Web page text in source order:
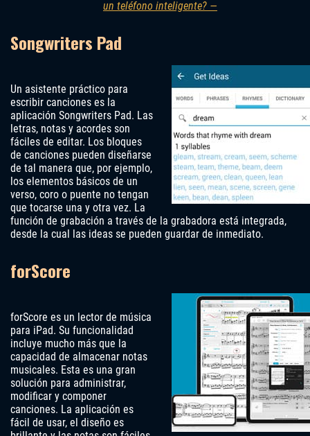
un teléfono inteligente? —
Songwriters Pad
Un asistente práctico para
escribir canciones es la
aplicación Songwriters Pad. Las
letras, notas y acordes son
fáciles de editar. Los bloques
de canciones pueden diseñarse
de tal manera que, por ejemplo,
los elementos básicos de un
verso, coro o puente no tengan
que tocarse una y otra vez. La
función de grabación a través de la grabadora está integrada,
desde la cual las ideas se pueden guardar de inmediato.
forScore
forScore es un lector de música
para iPad. Su funcionalidad
incluye mucho más que la
capacidad de almacenar notas
musicales. Esta es una gran
solución para administrar,
modificar y componer
canciones. La aplicación es
fácil de usar, el diseño es